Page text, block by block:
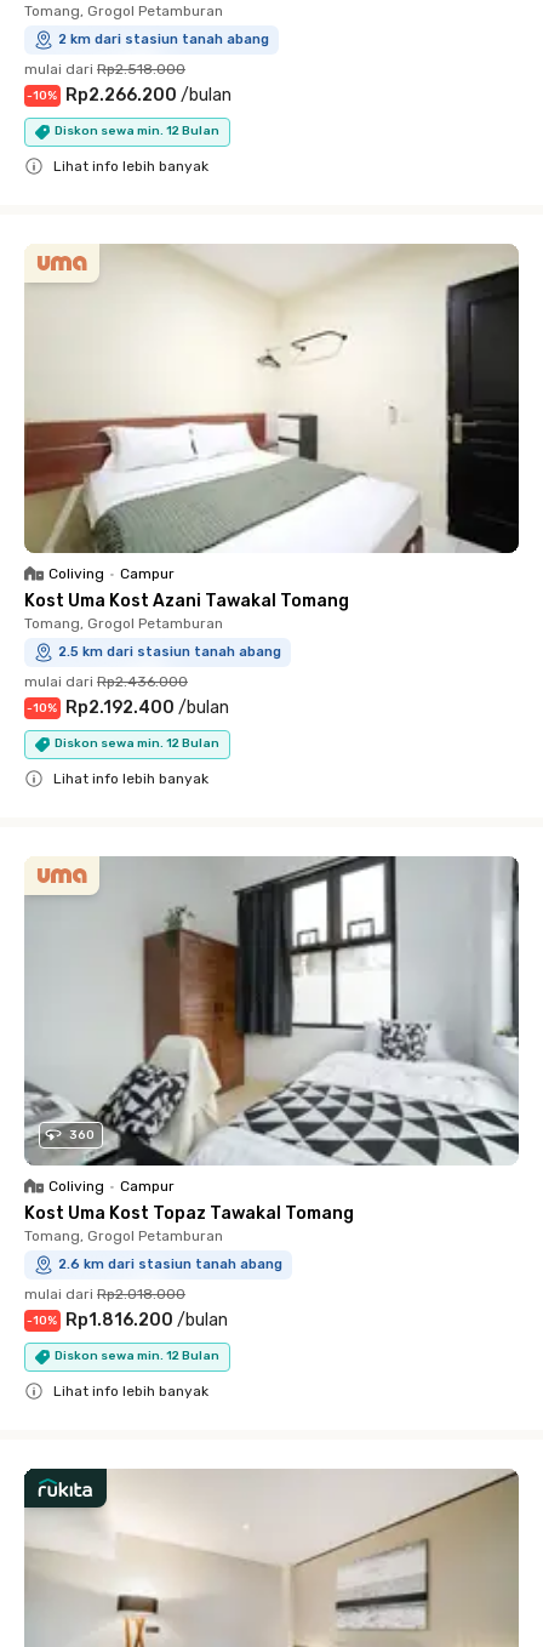
Tomang, Grogol Petamburan
2 km dari stasiun tanah abang
mulai dari Rp2.518.000
-10% Rp2.266.200 /bulan
Diskon sewa min. 12 Bulan
Lihat info lebih banyak
Coliving • Campur
Kost Uma Kost Azani Tawakal Tomang
Tomang, Grogol Petamburan
2.5 km dari stasiun tanah abang
mulai dari Rp2.436.000
-10% Rp2.192.400 /bulan
Diskon sewa min. 12 Bulan
Lihat info lebih banyak
360
Coliving • Campur
Kost Uma Kost Topaz Tawakal Tomang
Tomang, Grogol Petamburan
2.6 km dari stasiun tanah abang
mulai dari Rp2.018.000
-10% Rp1.816.200 /bulan
Diskon sewa min. 12 Bulan
Lihat info lebih banyak